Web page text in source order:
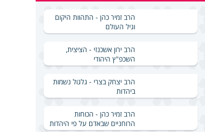
הרב זמיר כהן - התהוות היקום
וגיל העולם
הרב ירון אשכנזי - הציצית,
השכפ"ץ היהודי
הרב יצחק בצרי - גלגול נשמות
ביהדות
הרב זמיר כהן - הכוחות
הרוחניים שבאדם על פי היהדות